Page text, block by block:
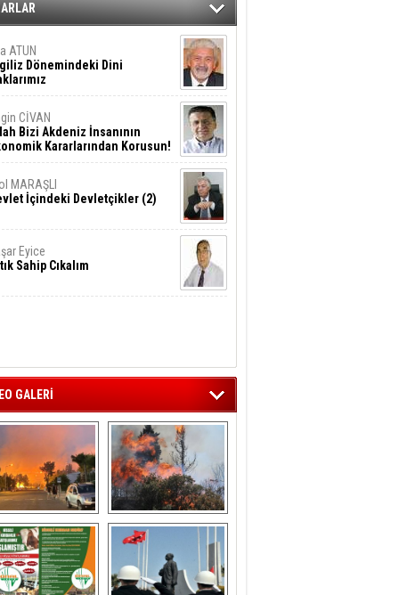
ATUN
Dönemindeki Dini
CİVAN
Bizi Akdeniz İnsanının
Kararlarından Korusun!
MARAŞLI
İçindeki Devletçikler (2)
Eyice
Sahip Cıkalım
GALERİ
‘da  otluk
alanda çıkan
yangın evlere
sıçramadan
söndürüldü
Aliağa'nın Ciğerleri